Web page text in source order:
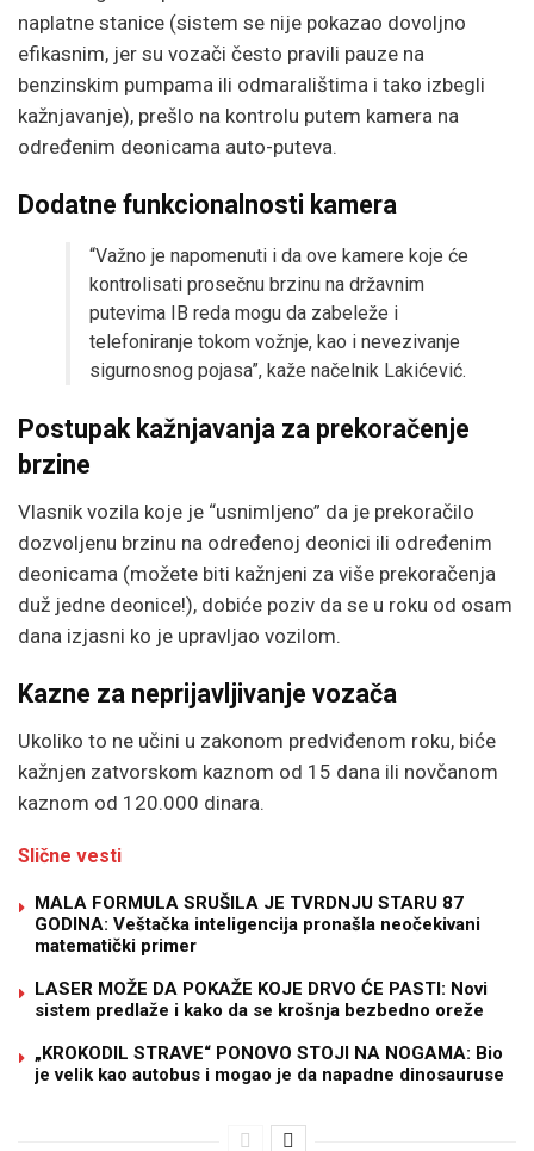
naplatne stanice (sistem se nije pokazao dovoljno
efikasnim, jer su vozači često pravili pauze na
benzinskim pumpama ili odmaralištima i tako izbegli
kažnjavanje), prešlo na kontrolu putem kamera na
određenim deonicama auto-puteva.
Dodatne funkcionalnosti kamera
“Važno je napomenuti i da ove kamere koje će
kontrolisati prosečnu brzinu na državnim
putevima IB reda mogu da zabeleže i
telefoniranje tokom vožnje, kao i nevezivanje
sigurnosnog pojasa”, kaže načelnik Lakićević.
Postupak kažnjavanja za prekoračenje
brzine
Vlasnik vozila koje je “usnimljeno” da je prekoračilo
dozvoljenu brzinu na određenoj deonici ili određenim
deonicama (možete biti kažnjeni za više prekoračenja
duž jedne deonice!), dobiće poziv da se u roku od osam
dana izjasni ko je upravljao vozilom.
Kazne za neprijavljivanje vozača
Ukoliko to ne učini u zakonom predviđenom roku, biće
kažnjen zatvorskom kaznom od 15 dana ili novčanom
kaznom od 120.000 dinara.
Slične vesti
MALA FORMULA SRUŠILA JE TVRDNJU STARU 87
GODINA: Veštačka inteligencija pronašla neočekivani
matematički primer
LASER MOŽE DA POKAŽE KOJE DRVO ĆE PASTI: Novi
sistem predlaže i kako da se krošnja bezbedno oreže
„KROKODIL STRAVE“ PONOVO STOJI NA NOGAMA: Bio
je velik kao autobus i mogao je da napadne dinosauruse